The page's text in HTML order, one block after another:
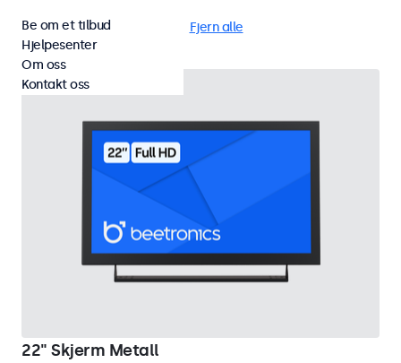
22" skjermer Fjern alle
22" Skjerm Metall
Be om et tilbud
Hjelpesenter
Om oss
Kontakt oss